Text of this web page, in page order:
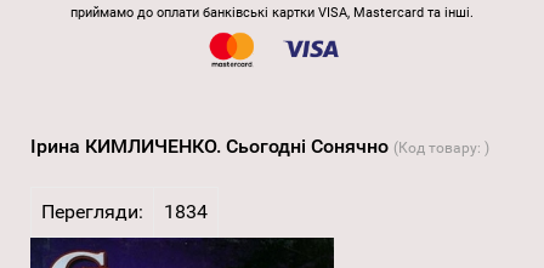
приймамо до оплати банківські картки VISA, Mastercard та інші.
Ірина КИМЛИЧЕНКО. Сьогодні Сонячно (Код товару: )
Перегляди: 1834